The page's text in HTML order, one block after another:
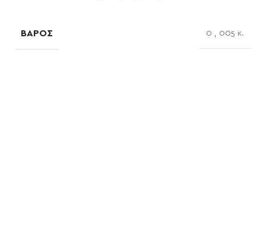
ΒΆΡΟΣ 0 , 005 κ.